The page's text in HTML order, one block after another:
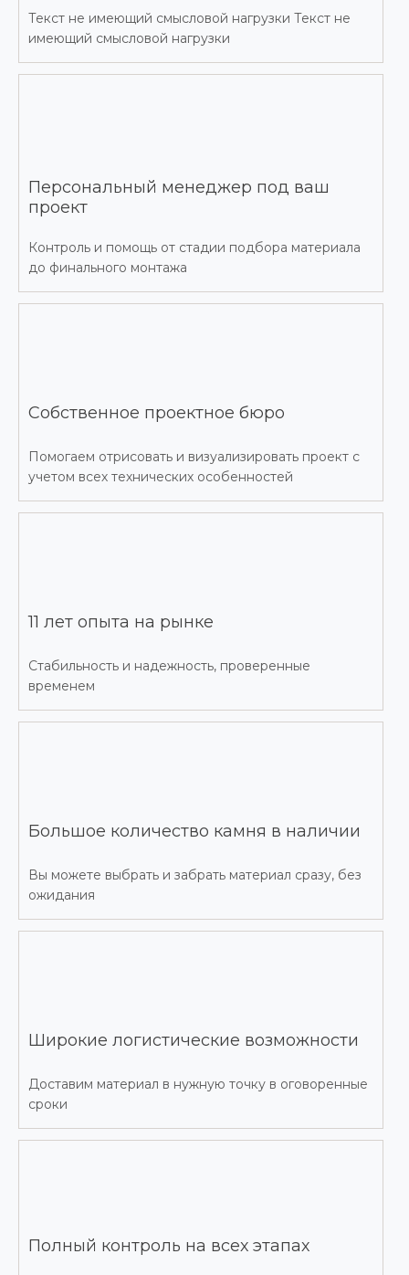
Текст не имеющий смысловой нагрузки Текст не
имеющий смысловой нагрузки
Персональный менеджер под ваш
проект
Контроль и помощь от стадии подбора материала
до финального монтажа
Собственное проектное бюро
Помогаем отрисовать и визуализировать проект с
учетом всех технических особенностей
11 лет опыта на рынке
Стабильность и надежность, проверенные
временем
Большое количество камня в наличии
Вы можете выбрать и забрать материал сразу, без
ожидания
Широкие логистические возможности
Доставим материал в нужную точку в оговоренные
сроки
Полный контроль на всех этапах